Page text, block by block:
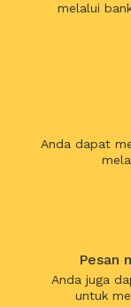
melalui
Anda dapat
Pesan
Anda juga
untuk